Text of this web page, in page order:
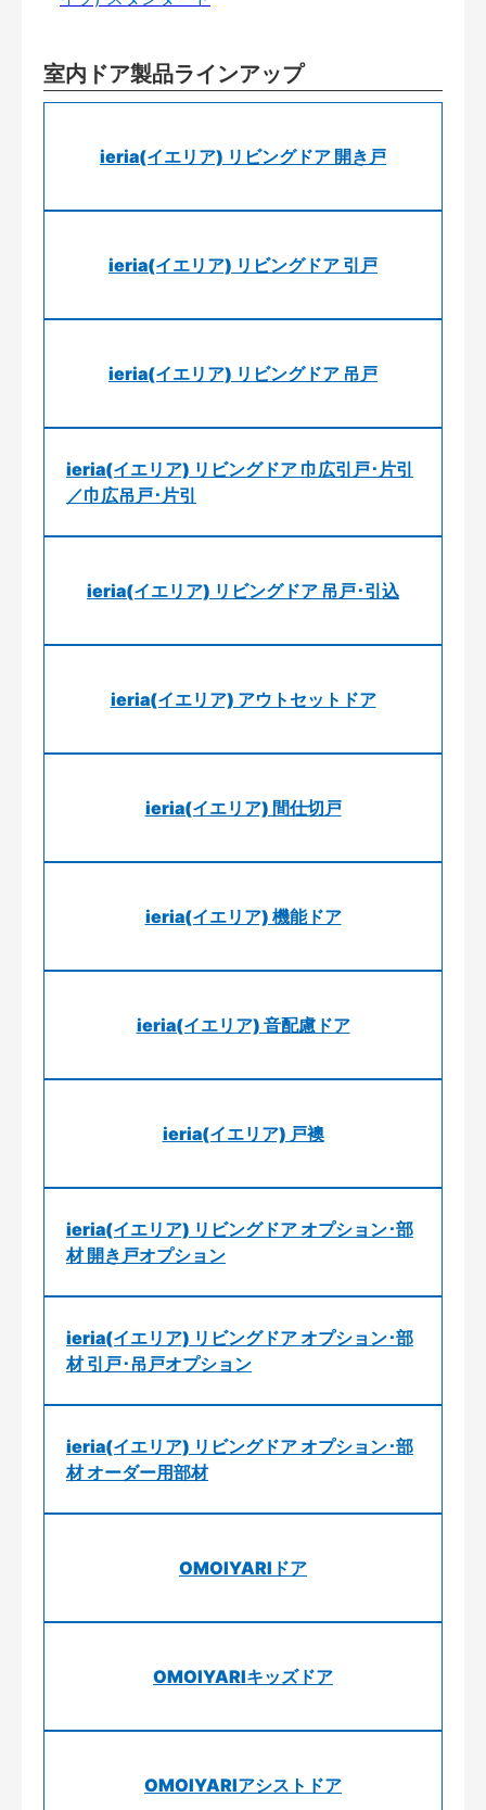
室内ドア製品ラインアップ
ieria(イエリア) リビングドア 開き戸
ieria(イエリア) リビングドア 引戸
ieria(イエリア) リビングドア 吊戸
ieria(イエリア) リビングドア 巾広引戸･片引
／巾広吊戸･片引
ieria(イエリア) リビングドア 吊戸･引込
ieria(イエリア) アウトセットドア
ieria(イエリア) 間仕切戸
ieria(イエリア) 機能ドア
ieria(イエリア) 音配慮ドア
ieria(イエリア) 戸襖
ieria(イエリア) リビングドア オプション･部
材 開き戸オプション
ieria(イエリア) リビングドア オプション･部
材 引戸･吊戸オプション
ieria(イエリア) リビングドア オプション･部
材 オーダー用部材
OMOIYARIドア
OMOIYARIキッズドア
OMOIYARIアシストドア